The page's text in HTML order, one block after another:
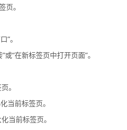
。
”。
“在新标签页中打开页面”。
。
当前标签页。
当前标签页。